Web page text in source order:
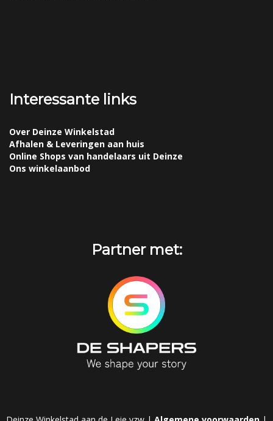
Interessante links
Over Deinze Winkelstad
Afhalen & Leveringen aan huis
Online Shops van handelaars uit Deinze
Ons winkelaanbod
Partner met: